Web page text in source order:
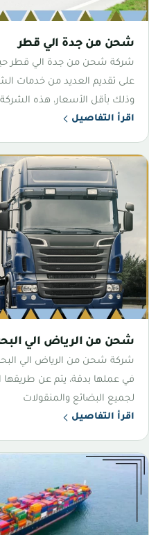
شحن من جدة الي قطر
شركة شحن من جدة الي قطر
على تقديم العديد من خدمات
وذلك بأقل الأسعار، هذه
اقرأ التفاصيل
شحن من الرياض الي
شركة شحن من الرياض الي
في عملها بدقة، يتم عن طريقها
لجميع البضائع والمنقولات
اقرأ التفاصيل